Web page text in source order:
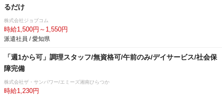
るだけ
株式会社ジョブコム
時給1,500円～1,550円
派遣社員 / 愛知県
「週1から可」調理スタッフ/無資格可/午前のみ/デイサービス/社会保
障完備
株式会社ザ・サンパワー/エミーズ湘南ひらつか
時給1,230円